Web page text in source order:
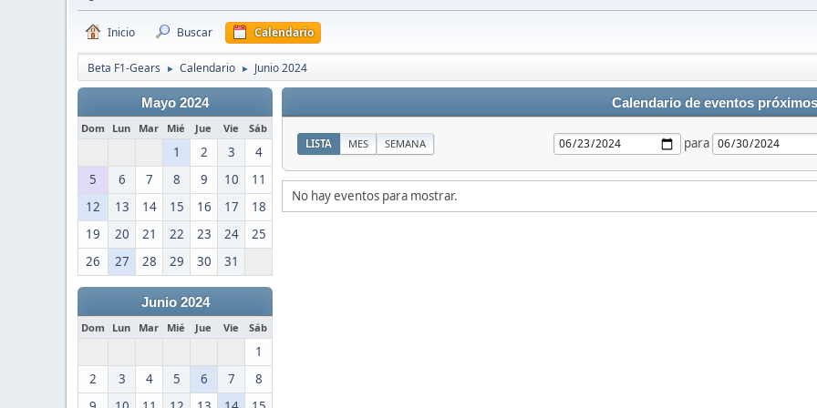
Inicio Buscar Calendario
Beta F1-Gears ► Calendario ► Junio 2024
Mayo 2024
Dom Lun Mar Mié Jue Vie Sáb
1 2 3
4
5
6 7 8 9 10
11
12
13 14 15 16 17
18
19
20 21 22 23 24
25
26
27 28 29 30 31
Junio 2024
Dom Lun Mar Mié Jue Vie Sáb
1
2
3 4 5 6 7
8
Calendario de eventos próximos
LISTA MES SEMANA para
No hay eventos para mostrar.